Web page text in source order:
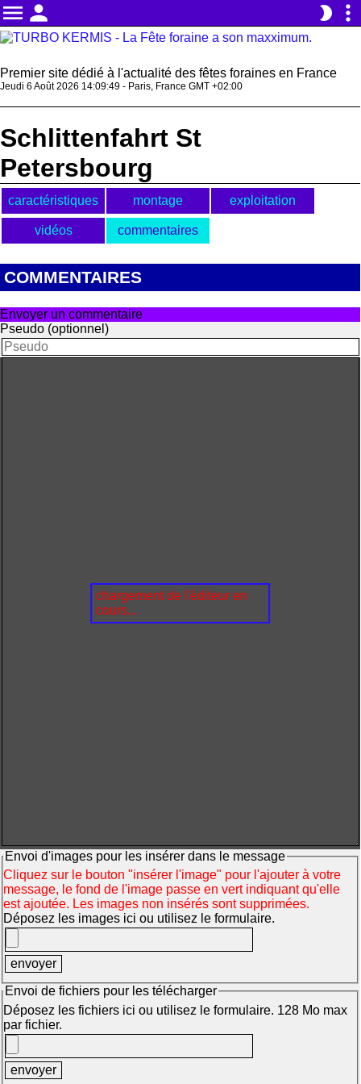
menu person brightness_2 more_vert
Premier site dédié à l'actualité des fêtes foraines en France
Jeudi 6 Août 2026 14:09:49 - Paris, France GMT +02:00
Schlittenfahrt St
Petersbourg
caractéristiques montage exploitation
vidéos commentaires
COMMENTAIRES
Envoyer un commentaire
Pseudo (optionnel)
chargement de l'éditeur en
cours...
Envoi d'images pour les insérer dans le message
Cliquez sur le bouton "insérer l'image" pour l'ajouter à votre
message, le fond de l'image passe en vert indiquant qu'elle
est ajoutée. Les images non insérés sont supprimées.
Déposez les images ici ou utilisez le formulaire.
Envoi de fichiers pour les télécharger
Déposez les fichiers ici ou utilisez le formulaire. 128 Mo max
par fichier.